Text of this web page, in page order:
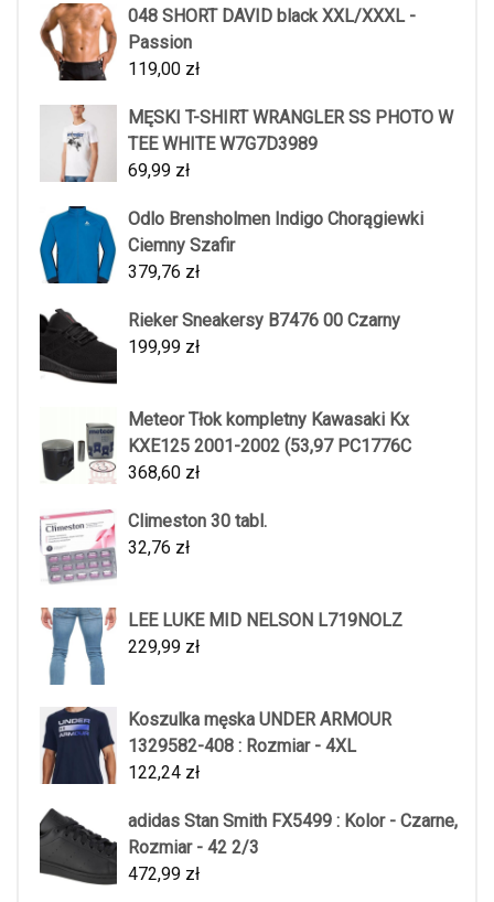
048 SHORT DAVID black XXL/XXXL -
Passion
119,00 zł
MĘSKI T-SHIRT WRANGLER SS PHOTO W
TEE WHITE W7G7D3989
69,99 zł
Odlo Brensholmen Indigo Chorągiewki
Ciemny Szafir
379,76 zł
Rieker Sneakersy B7476 00 Czarny
199,99 zł
Meteor Tłok kompletny Kawasaki Kx
KXE125 2001-2002 (53,97 PC1776C
368,60 zł
Climeston 30 tabl.
32,76 zł
LEE LUKE MID NELSON L719NOLZ
229,99 zł
Koszulka męska UNDER ARMOUR
1329582-408 : Rozmiar - 4XL
122,24 zł
adidas Stan Smith FX5499 : Kolor - Czarne,
Rozmiar - 42 2/3
472,99 zł